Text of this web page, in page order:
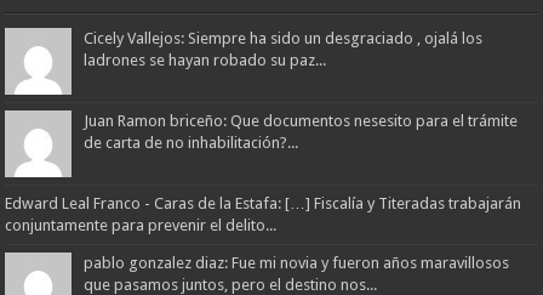
Cicely Vallejos: Siempre ha sido un desgraciado , ojalá los
ladrones se hayan robado su paz...
Juan Ramon briceño: Que documentos nesesito para el trámite
de carta de no inhabilitación?...
Edward Leal Franco - Caras de la Estafa: […] Fiscalía y Titeradas trabajarán
conjuntamente para prevenir el delito...
pablo gonzalez diaz: Fue mi novia y fueron años maravillosos
que pasamos juntos, pero el destino nos...